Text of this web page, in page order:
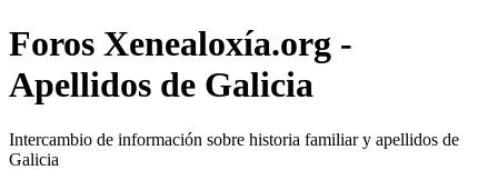
Foros Xenealoxía.org -
Apellidos de Galicia
Intercambio de información sobre historia familiar y apellidos de
Galicia